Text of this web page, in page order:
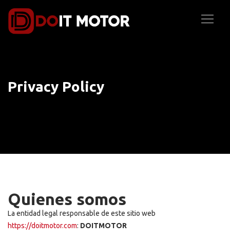
Privacy Policy
Quienes somos
La entidad legal responsable de este sitio web
https://doitmotor.com: DOITMOTOR